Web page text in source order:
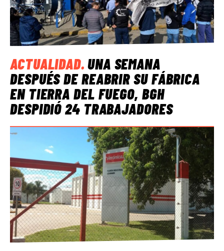
ACTUALIDAD.UNA SEMANA
DESPUÉS DE REABRIR SU FÁBRICA
EN TIERRA DEL FUEGO, BGH
DESPIDIÓ 24 TRABAJADORES